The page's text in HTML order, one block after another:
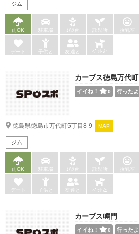
ジム
雨OK 駐車場 ｵﾑﾂ台 託児所 授乳室
デート 子供と 友達と ﾍﾟｯﾄと
カーブス徳島万代町
イイね！ 0 行ったよ
徳島県徳島市万代町5丁目8-9 MAP
ジム
雨OK 駐車場 ｵﾑﾂ台 託児所 授乳室
デート 子供と 友達と ﾍﾟｯﾄと
カーブス鳴門
イイね！ 0 行ったよ